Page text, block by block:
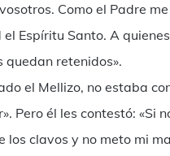
Como el Padre
el Espíritu Santo. A
quedan retenidos».
el Mellizo, no estaba
Pero él les contestó: «Si
los clavos y no meto mi